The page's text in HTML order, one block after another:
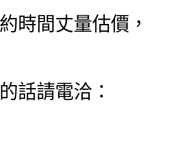
時間丈量估價，
話請電洽：